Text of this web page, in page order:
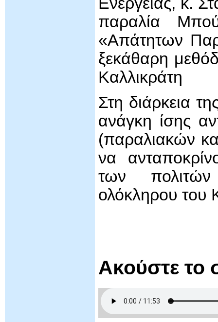
παραλία
«Απάτητων
ξεκάθαρη
Καλλικράτη
Στη διάρκεια
ανάγκη ίσης
(παραλιακών
να
των
ολόκληρου του
Ακούστε το